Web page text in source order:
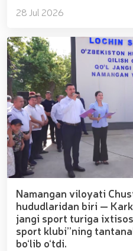
28 Jul 2026
Namangan viloyati
hududlaridan biri —
jangi sport turiga
sport klubi”ning
bo‘lib o‘tdi.